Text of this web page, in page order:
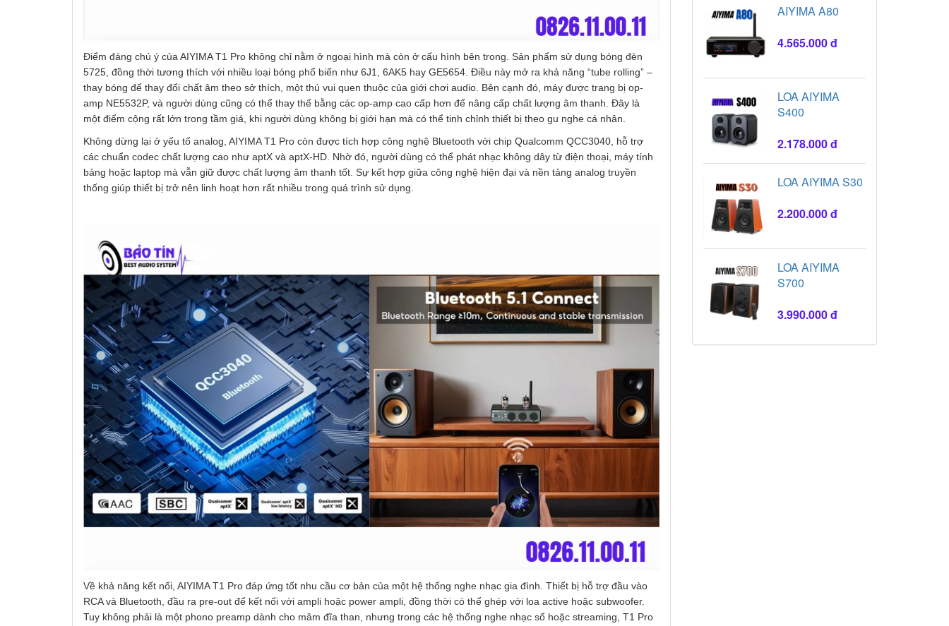
Điểm đáng chú ý của AIYIMA T1 Pro không chỉ nằm ở ngoại hình mà còn ở cấu hình bên trong. Sản phẩm sử dụng bóng đèn
5725, đồng thời tương thích với nhiều loại bóng phổ biến như 6J1, 6AK5 hay GE5654. Điều này mở ra khả năng “tube rolling” –
thay bóng để thay đổi chất âm theo sở thích, một thú vui quen thuộc của giới chơi audio. Bên cạnh đó, máy được trang bị op-
amp NE5532P, và người dùng cũng có thể thay thế bằng các op-amp cao cấp hơn để nâng cấp chất lượng âm thanh. Đây là
một điểm cộng rất lớn trong tầm giá, khi người dùng không bị giới hạn mà có thể tinh chỉnh thiết bị theo gu nghe cá nhân.
Không dừng lại ở yếu tố analog, AIYIMA T1 Pro còn được tích hợp công nghệ Bluetooth với chip Qualcomm QCC3040, hỗ trợ
các chuẩn codec chất lượng cao như aptX và aptX-HD. Nhờ đó, người dùng có thể phát nhạc không dây từ điện thoại, máy tính
bảng hoặc laptop mà vẫn giữ được chất lượng âm thanh tốt. Sự kết hợp giữa công nghệ hiện đại và nền tảng analog truyền
thống giúp thiết bị trở nên linh hoạt hơn rất nhiều trong quá trình sử dụng.
Về khả năng kết nối, AIYIMA T1 Pro đáp ứng tốt nhu cầu cơ bản của một hệ thống nghe nhạc gia đình. Thiết bị hỗ trợ đầu vào
RCA và Bluetooth, đầu ra pre-out để kết nối với ampli hoặc power ampli, đồng thời có thể ghép với loa active hoặc subwoofer.
Tuy không phải là một phono preamp dành cho mâm đĩa than, nhưng trong các hệ thống nghe nhạc số hoặc streaming, T1 Pro
AIYIMA A80
4.565.000 đ
LOA AIYIMA
S400
2.178.000 đ
LOA AIYIMA S30
2.200.000 đ
LOA AIYIMA
S700
3.990.000 đ